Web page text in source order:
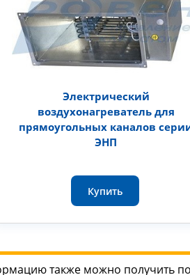
Электрический
воздухонагреватель для
прямоугольных каналов
ЭНП
Купить
также можно получить